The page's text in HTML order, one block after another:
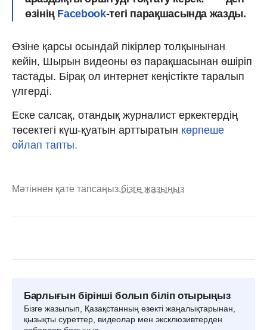
өзінің Facebook-тегі парақшасында жазды.
Өзіне қарсы осындай пікірлер толқынынан
кейін, Шырын видеоны өз парақшасынан өшіріп
тастады. Бірақ ол интернет кеңістікте таралып
үлгерді.
Еске салсақ, отандық журналист еркектердің
төсектегі күш-қуатын арттыратын көрпеше
ойлап тапты.
Мәтіннен қате тапсаңыз,бізге жазыңыз
Барлығын бірінші болып біліп отырыңыз
Бізге жазылып, Қазақстанның өзекті жаңалықтарынан,
қызықты суреттер, видеолар мен эксклюзивтерден